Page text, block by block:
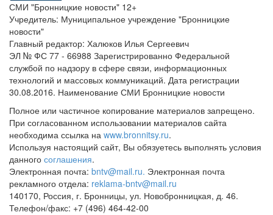
СМИ "Бронницкие новости" 12+
Учредитель: Муниципальное учреждение "Бронницкие
новости"
Главный редактор: Халюков Илья Сергеевич
ЭЛ № ФС 77 - 66988 Зарегистрированно Федеральной
службой по надзору в сфере связи, информационных
технологий и массовых коммуникаций. Дата регистрации
30.08.2016. Наименование СМИ Бронницкие новости
Полное или частичное копирование материалов запрещено.
При согласованном использовании материалов сайта
необходима ссылка на www.bronnitsy.ru.
Используя настоящий сайт, Вы обязуетесь выполнять условия
данного соглашения.
Электронная почта: bntv@mail.ru. Электронная почта
рекламного отдела: reklama-bntv@mail.ru
140170, Россия, г. Бронницы, ул. Новобронницкая, д. 46.
Телефон/факс: +7 (496) 464-42-00